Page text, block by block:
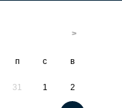
п с в
31 1 2